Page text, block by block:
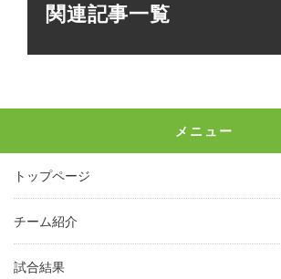
関連記事一覧
メニュー
トップページ
チーム紹介
試合結果